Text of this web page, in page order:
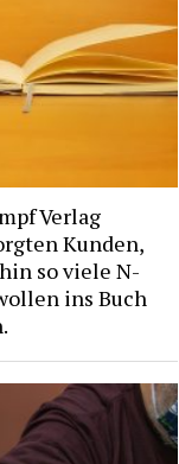
Verlag
Kunden,
so viele N-
ins Buch